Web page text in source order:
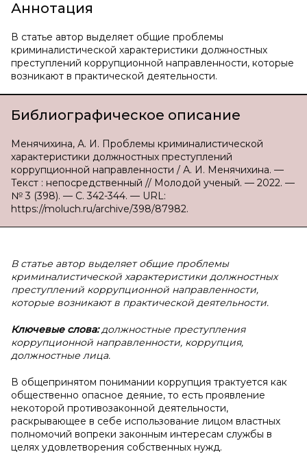
Аннотация
В статье автор выделяет общие проблемы
криминалистической характеристики должностных
преступлений коррупционной направленности, которые
возникают в практической деятельности.
Библиографическое описание
Менячихина, А. И. Проблемы криминалистической
характеристики должностных преступлений
коррупционной направленности / А. И. Менячихина. —
Текст : непосредственный // Молодой ученый. — 2022. —
№ 3 (398). — С. 342-344. — URL:
https://moluch.ru/archive/398/87982.
В статье автор выделяет общие проблемы
криминалистической характеристики должностных
преступлений коррупционной направленности,
которые возникают в практической деятельности.
Ключевые слова:должностные преступления
коррупционной направленности, коррупция,
должностные лица.
В общепринятом понимании коррупция трактуется как
общественно опасное деяние, то есть проявление
некоторой противозаконной деятельности,
раскрывающее в себе использование лицом властных
полномочий вопреки законным интересам службы в
целях удовлетворения собственных нужд.